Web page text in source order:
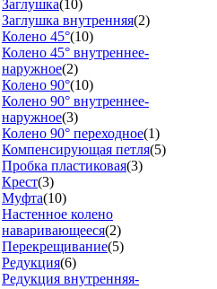
Заглушка(10)
Заглушка внутренняя(2)
Колено 45°(10)
Колено 45° внутреннее-
наружное(2)
Колено 90°(10)
Колено 90° внутреннее-
наружное(3)
Колено 90° переходное(1)
Компенсирующая петля(5)
Пробка пластиковая(3)
Крест(3)
Муфта(10)
Настенное колено
наваривающееся(2)
Перекрещивание(5)
Редукция(6)
Редукция внутренняя-